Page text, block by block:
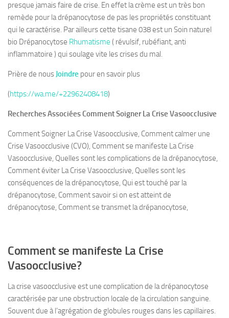
presque jamais faire de crise. En effet la crème est un très bon
remède pour la drépanocytose de pas les propriétés constituant
qui le caractérise. Par ailleurs cette tisane 038 est un Soin naturel
bio Drépanocytose Rhumatisme ( révulsif, rubéfiant, anti
inflammatoire ) qui soulage vite les crises du mal.
Prière de nous Joindre pour en savoir plus
(https://wa.me/+22962408418)
Recherches Associées Comment Soigner La Crise Vasoocclusive
Comment Soigner La Crise Vasoocclusive, Comment calmer une
Crise Vasoocclusive (CVO), Comment se manifeste La Crise
Vasoocclusive, Quelles sont les complications de la drépanocytose,
Comment éviter La Crise Vasoocclusive, Quelles sont les
conséquences de la drépanocytose, Qui est touché par la
drépanocytose, Comment savoir si on est atteint de
drépanocytose, Comment se transmet la drépanocytose,
Comment se manifeste La Crise
Vasoocclusive?
La crise vasoocclusive est une complication de la drépanocytose
caractérisée par une obstruction locale de la circulation sanguine.
Souvent due à l’agrégation de globules rouges dans les capillaires.